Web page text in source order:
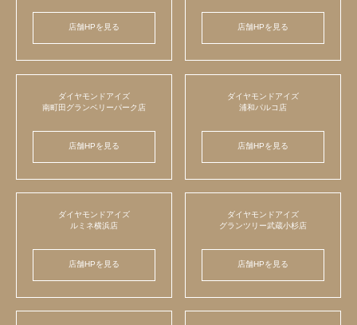
店舗HPを見る 店舗HPを見る
ダイヤモンドアイズ
南町田グランベリーパーク店
店舗HPを見る
ダイヤモンドアイズ
浦和パルコ店
店舗HPを見る
ダイヤモンドアイズ
ルミネ横浜店
店舗HPを見る
ダイヤモンドアイズ
グランツリー武蔵小杉店
店舗HPを見る